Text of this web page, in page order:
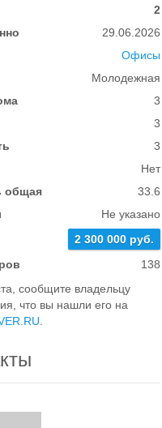
2
29.06.2026
Офисы
Молодежная
3
3
3
Нет
общая
33.6
Не указано
2 300 000 руб.
138
сообщите владельцу
что вы нашли его на